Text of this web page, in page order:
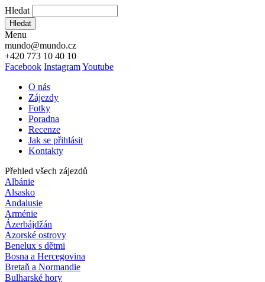
Hledat
Hledat
Menu
mundo@mundo.cz
+420 773 10 40 10
Facebook InstagramYoutube
O nás
Zájezdy
Fotky
Poradna
Recenze
Jak se přihlásit
Kontakty
Přehled všech zájezdů
Albánie
Alsasko
Andalusie
Arménie
Ázerbájdžán
Azorské ostrovy
Benelux s dětmi
Bosna a Hercegovina
Bretaň a Normandie
Bulharské hory